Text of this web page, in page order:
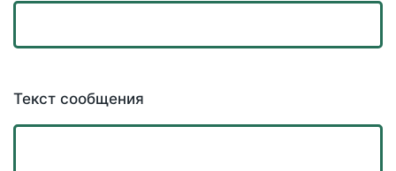
Текст сообщения